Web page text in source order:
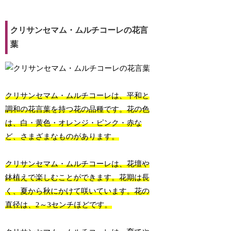
クリサンセマム・ムルチコーレの花言
葉
クリサンセマム・ムルチコーレは、平和と
調和の花言葉を持つ花の品種です。花の色
は、白・黄色・オレンジ・ピンク・赤な
ど、さまざまなものがあります。
クリサンセマム・ムルチコーレは、花壇や
鉢植えで楽しむことができます。花期は長
く、夏から秋にかけて咲いています。花の
直径は、2～3センチほどです。